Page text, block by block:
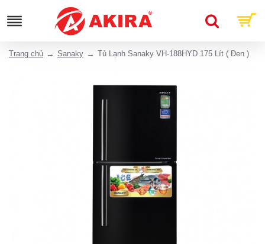
Trang chủ Sanaky Tủ Lạnh Sanaky VH-188HYD 175 Lít ( Đen )